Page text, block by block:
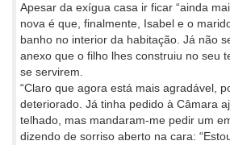
Apesar da exígua casa ir ficar “ainda
nova é que, finalmente, Isabel e o
banho no interior da habitação. Já não
anexo que o filho lhes construiu no seu
se servirem.
“Claro que agora está mais agradável,
deteriorado. Já tinha pedido à Câmara
telhado, mas mandaram-me pedir um
dizendo de sorriso aberto na cara: